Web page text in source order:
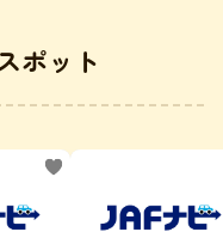
ポット